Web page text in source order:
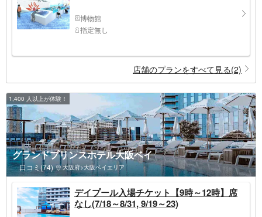
博物館
指定無し
店舗のプランをすべて見る(2)
1,400 人以上が体験！
グランドプリンスホテル大阪ベイ
口コミ(74) 大阪府>大阪ベイエリア
デイプール入場チケット【9時～12時】席
なし(7/18～8/31, 9/19～23)